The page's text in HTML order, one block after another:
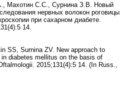
Махотин С.С., Сурнина З.В. Новый
нервных волокон роговицы
при сахарном диабете.
14.
SS, Surnina ZV. New approach to
diabetes mellitus on the basis of
2015;131(4):5 14. (In Russ.,